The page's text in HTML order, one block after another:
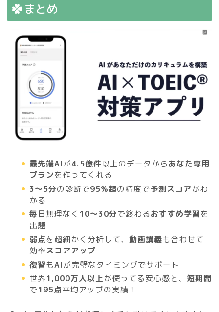
まとめ
最先端AIが4.5億件以上のデータからあなた専用
プランを作ってくれる
3〜5分の診断で95%超の精度で予測スコアがわ
かる
毎日無理なく 10〜30分で終わるおすすめ学習を
出題
弱点を超細かく分析して、 動画講義も合わせて
効率スコアアップ
復習もAIが完璧なタイミングでサポート
世界1,000万人以上が使ってる安心感と、 短期間
で195点平均アップの実績！